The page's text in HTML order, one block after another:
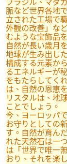
ブラジル、マダ
脈など世界各地
立された工場で
外観の改善」な
むような宝飾品
自然が長い歳月
地球が生み出し
構成する元素か
るエネルギーが
をもたらしてく
は、自然の恩恵
リスタルは、地
ことでしょう。
今、ヨーロッパ
お守りとしての
す。自然が育ん
れた天然石は一
は「世界で唯一
おり、それを楽